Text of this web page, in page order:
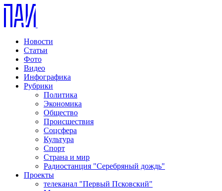
Новости
Статьи
Фото
Видео
Инфографика
Рубрики
Политика
Экономика
Общество
Происшествия
Соцсфера
Культура
Спорт
Страна и мир
Радиостанция "Серебряный дождь"
Проекты
телеканал "Первый Псковский"